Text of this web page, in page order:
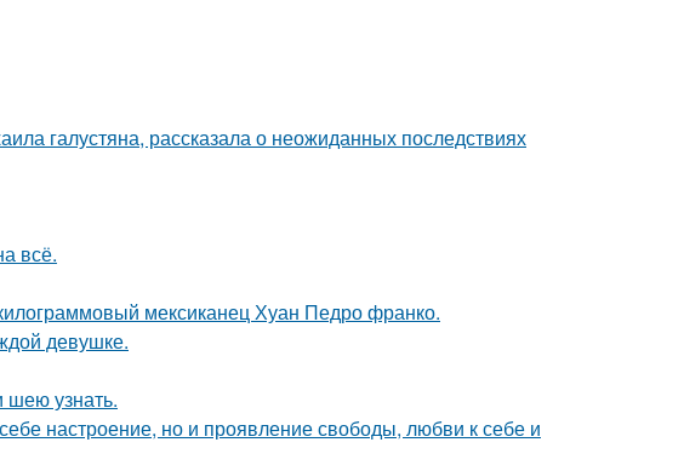
галустяна, рассказала о неожиданных последствиях
всё.
мексиканец Хуан Педро франко.
девушке.
шею узнать.
настроение, но и проявление свободы, любви к себе и